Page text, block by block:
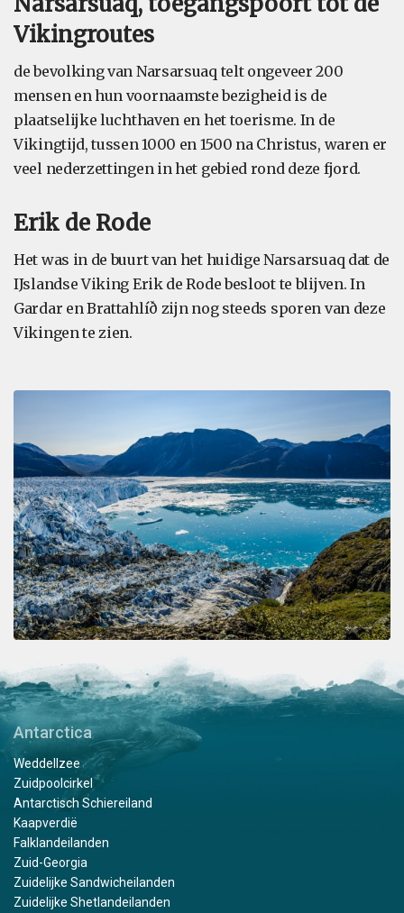
Vikingroutes
de bevolking van Narsarsuaq telt ongeveer 200
mensen en hun voornaamste bezigheid is de
plaatselijke luchthaven en het toerisme. In de
Vikingtijd, tussen 1000 en 1500 na Christus, waren er
veel nederzettingen in het gebied rond deze fjord.
Erik de Rode
Het was in de buurt van het huidige Narsarsuaq dat de
IJslandse Viking Erik de Rode besloot te blijven. In
Gardar en Brattahlíð zijn nog steeds sporen van deze
Vikingen te zien.
Antarctica
Weddellzee
Zuidpoolcirkel
Antarctisch Schiereiland
Kaapverdië
Falklandeilanden
Zuid-Georgia
Zuidelijke Sandwicheilanden
Zuidelijke Shetlandeilanden